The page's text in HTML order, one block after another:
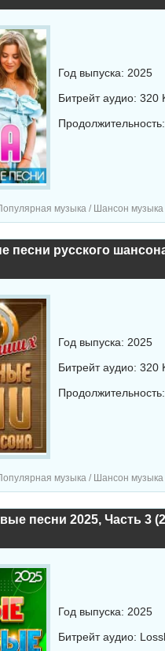
Год выпуска: 2025
Битрейт аудио: 320
музыка / Шансон
песни русского
Год выпуска: 2025
Битрейт аудио: 320
музыка / Шансон
песни 2025, Часть 3
Год выпуска: 2025
Битрейт аудио: